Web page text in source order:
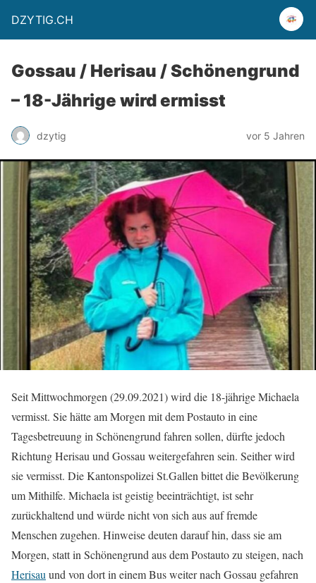
DZYTIG.CH
Gossau / Herisau / Schönengrund
– 18-Jährige wird ermisst
dzytig vor 5 Jahren
Seit Mittwochmorgen (29.09.2021) wird die 18-jährige Michaela
vermisst. Sie hätte am Morgen mit dem Postauto in eine
Tagesbetreuung in Schönengrund fahren sollen, dürfte jedoch
Richtung Herisau und Gossau weitergefahren sein. Seither wird
sie vermisst. Die Kantonspolizei St.Gallen bittet die Bevölkerung
um Mithilfe. Michaela ist geistig beeinträchtigt, ist sehr
zurückhaltend und würde nicht von sich aus auf fremde
Menschen zugehen. Hinweise deuten darauf hin, dass sie am
Morgen, statt in Schönengrund aus dem Postauto zu steigen, nach
Herisau und von dort in einem Bus weiter nach Gossau gefahren